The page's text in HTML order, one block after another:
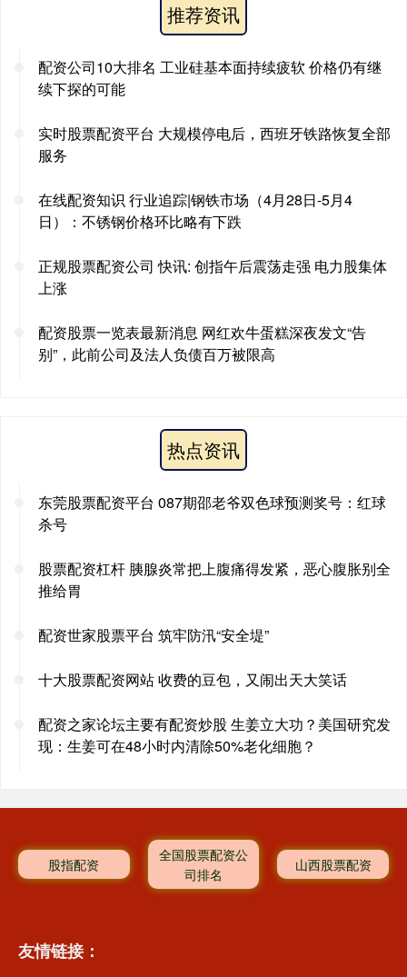
推荐资讯
配资公司10大排名 工业硅基本面持续疲软 价格仍有继
续下探的可能
实时股票配资平台 大规模停电后，西班牙铁路恢复全部
服务
在线配资知识 行业追踪|钢铁市场（4月28日-5月4
日）：不锈钢价格环比略有下跌
正规股票配资公司 快讯: 创指午后震荡走强 电力股集体
上涨
配资股票一览表最新消息 网红欢牛蛋糕深夜发文“告
别”，此前公司及法人负债百万被限高
热点资讯
东莞股票配资平台 087期邵老爷双色球预测奖号：红球
杀号
股票配资杠杆 胰腺炎常把上腹痛得发紧，恶心腹胀别全
推给胃
配资世家股票平台 筑牢防汛“安全堤”
十大股票配资网站 收费的豆包，又闹出天大笑话
配资之家论坛主要有配资炒股 生姜立大功？美国研究发
现：生姜可在48小时内清除50%老化细胞？
股指配资
全国股票配资公
司排名
山西股票配资
友情链接：